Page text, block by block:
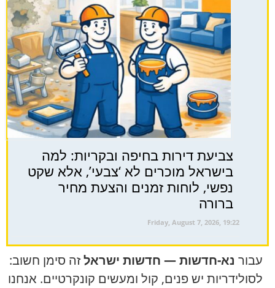
צביעת דירות בחיפה ובקריות: למה
בישראל מוכרים לא ‘צבעי’, אלא שקט
נפשי, לוחות זמנים והצעת מחיר
ברורה
Friday, August 7, 2026, 19:22
עבור נא-חדשות — חדשות ישראלזה סימן חשוב:
לסולידריות יש פנים, קול ומעשים קונקרטיים. אנחנו